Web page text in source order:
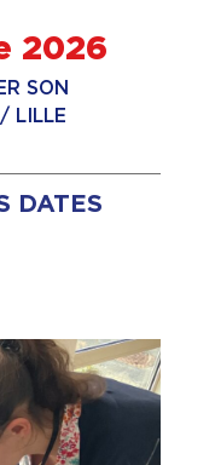
2026
SON
LILLE
DATES